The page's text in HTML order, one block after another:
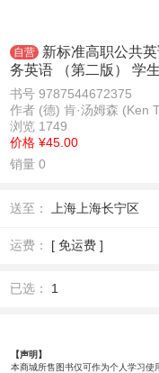
自营
新标准高职公共
务英语 （第二版） 学
书号 9787544672375
作者 (德) 肯·汤姆森 (Ken
浏览 1749
价格 ¥45.00
销量 0
送至： 上海上海长宁区
运费： [ 免运费 ]
已选： 1
【声明】
本商城所售图书仅可作为个人学习